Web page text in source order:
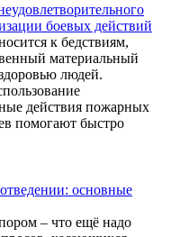
боевых действий
к бедствиям,
материальный
людей.
действия пожарных
помогают быстро
основные
– что ещё надо